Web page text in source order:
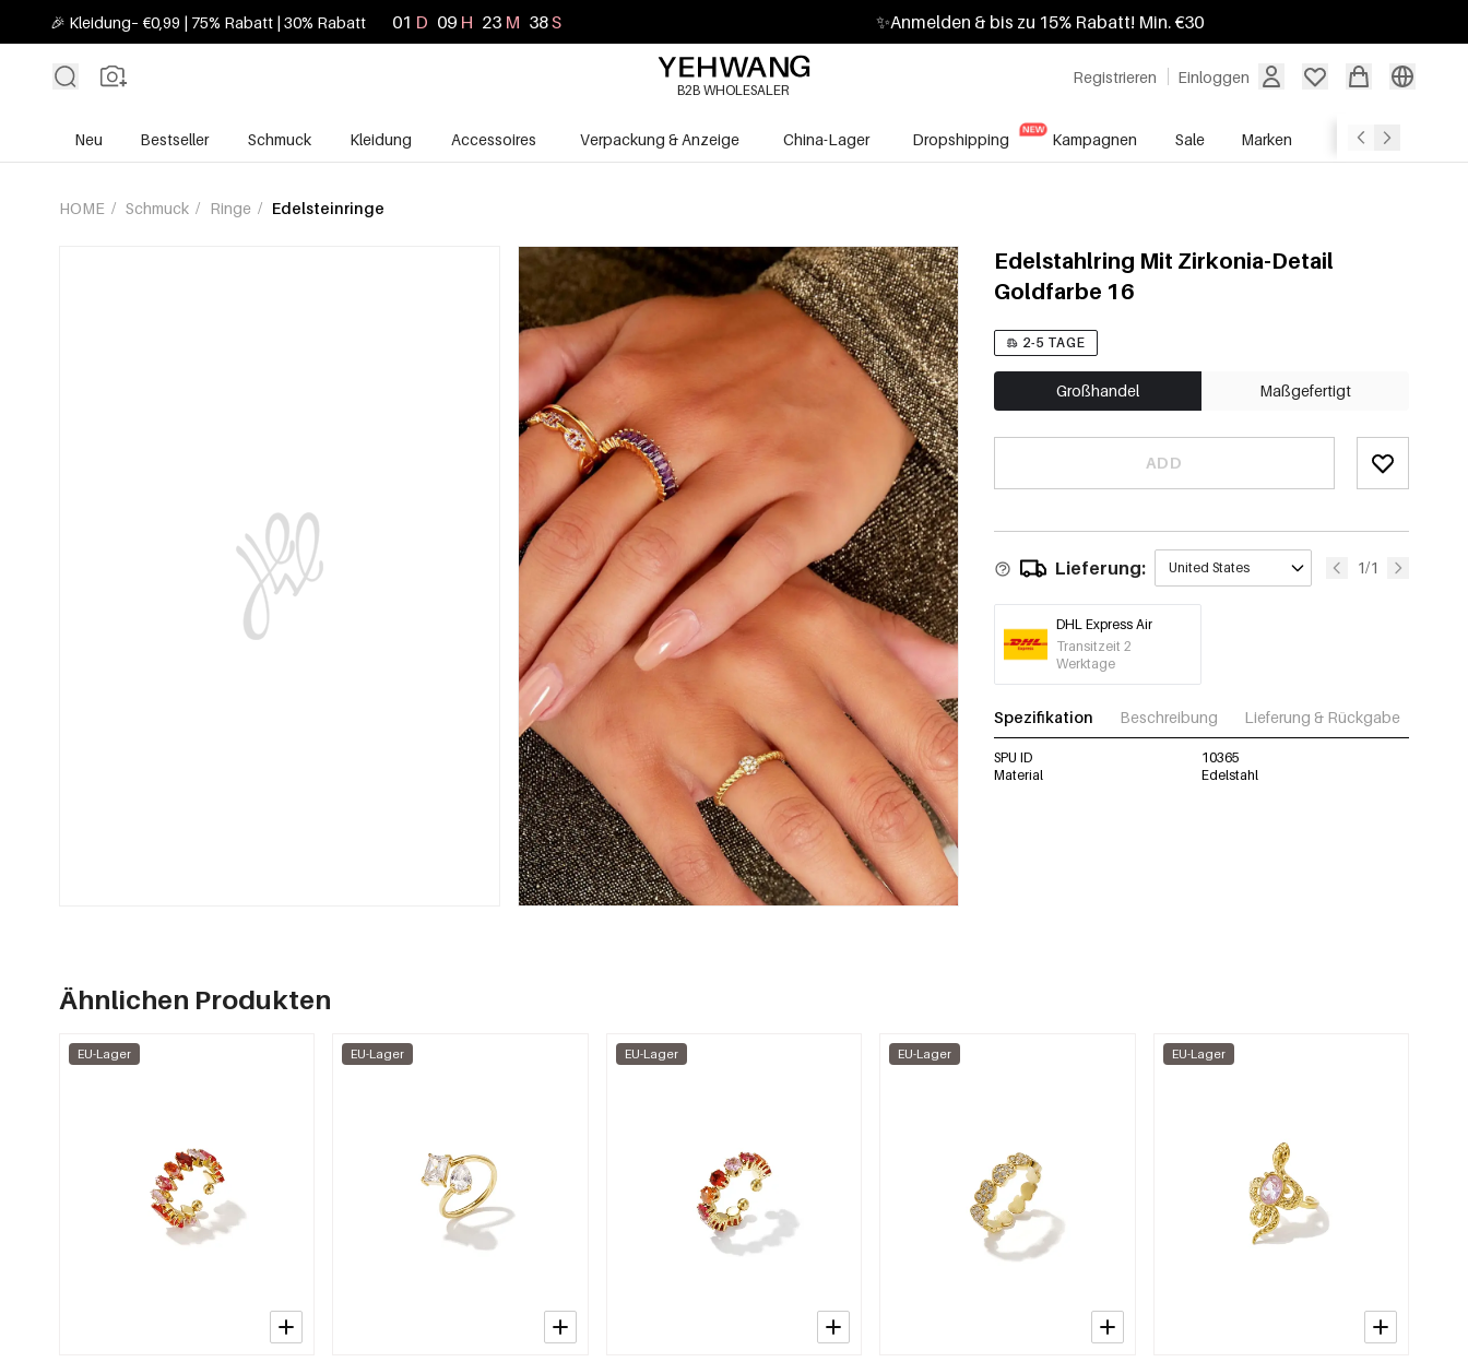
🎉 Kleidung– €0,99 | 75% Rabatt | 30% Rabatt 01 D 09 H 23 M 37S ✨Anmelden & bis zu 15% Rabatt! Min. €30
Registrieren Einloggen
B2B WHOLESALER
Neu Bestseller Schmuck Kleidung Accessoires Verpackung & Anzeige China-Lager Dropshipping Kampagnen Sale Marken
HOME / Schmuck / Ringe / Edelsteinringe
Edelstahlring Mit Zirkonia-Detail
Goldfarbe 16
2-5 TAGE
Großhandel Maßgefertigt
ADD
Lieferung: United States 1/1
DHL Express Air
Transitzeit 2
Werktage
Spezifikation Beschreibung Lieferung & Rückgabe
SPU ID
10365
Material
Edelstahl
Ähnlichen Produkten
EU-Lager EU-Lager EU-Lager EU-Lager EU-Lager